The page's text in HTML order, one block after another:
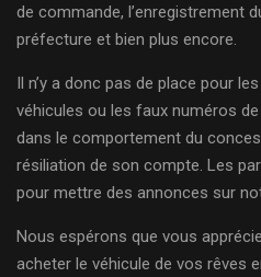
de commande, l’enregistrement
préfecture et bien plus encore.
Il n’y a donc pas de place pour
véhicules ou les faux numéros
dans le comportement du
résiliation de son compte. Les
pour mettre des annonces sur
Nous espérons que vous
acheter le véhicule de vos rêves